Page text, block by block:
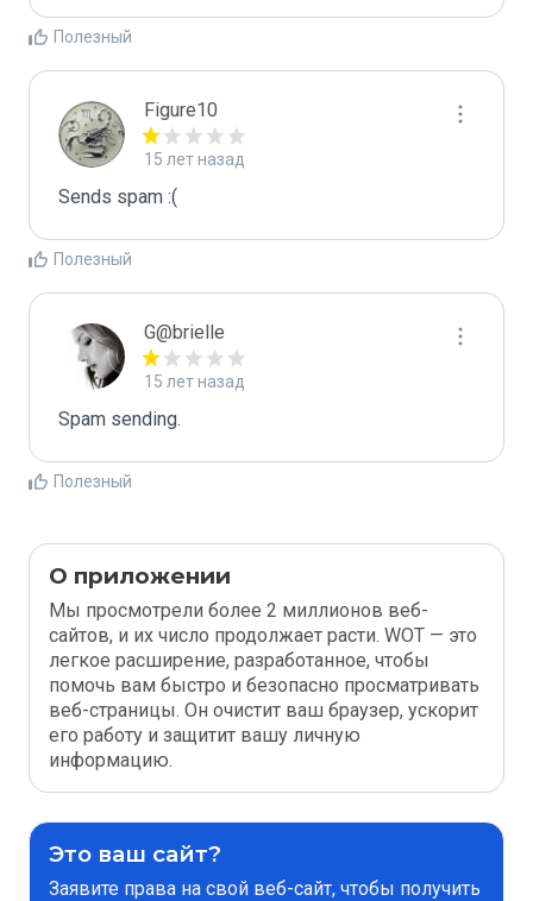
Полезный
Figure10
15 лет назад
Sends spam :(
Полезный
G@brielle
15 лет назад
Spam sending.
Полезный
О приложении
Мы просмотрели более 2 миллионов веб-
сайтов, и их число продолжает расти. WOT — это
легкое расширение, разработанное, чтобы
помочь вам быстро и безопасно просматривать
веб-страницы. Он очистит ваш браузер, ускорит
его работу и защитит вашу личную
информацию.
Это ваш сайт?
Заявите права на свой веб-сайт, чтобы получить